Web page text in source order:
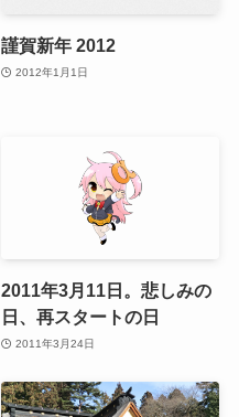
謹賀新年 2012
2012年1月1日
2011年3月11日。悲しみの
日、再スタートの日
2011年3月24日